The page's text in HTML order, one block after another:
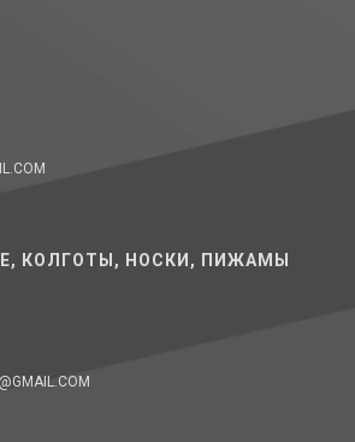
КОЛГОТЫ, НОСКИ, ПИЖАМЫ